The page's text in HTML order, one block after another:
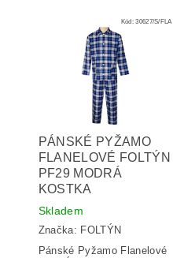
Kód:30627/S/FLA
PÁNSKÉ PYŽAMO
FLANELOVÉ FOLTÝN
PF29 MODRÁ
KOSTKA
Skladem
Značka: FOLTÝN
Pánské Pyžamo Flanelové